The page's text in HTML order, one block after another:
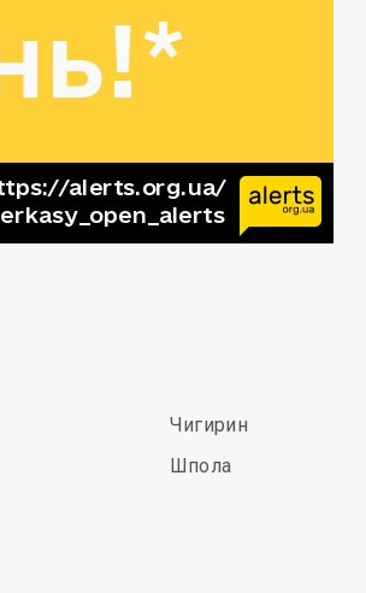
Чигирин
Шпола